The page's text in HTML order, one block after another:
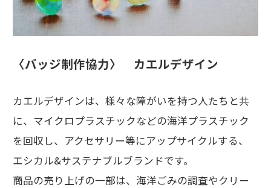
〈バッジ制作協力〉 カエルデザイン
カエルデザインは、様々な障がいを持つ人たちと共
に、マイクロプラスチックなどの海洋プラスチック
を回収し、アクセサリー等にアップサイクルする、
エシカル&サステナブルブランドです。
商品の売り上げの一部は、海洋ごみの調査やクリー